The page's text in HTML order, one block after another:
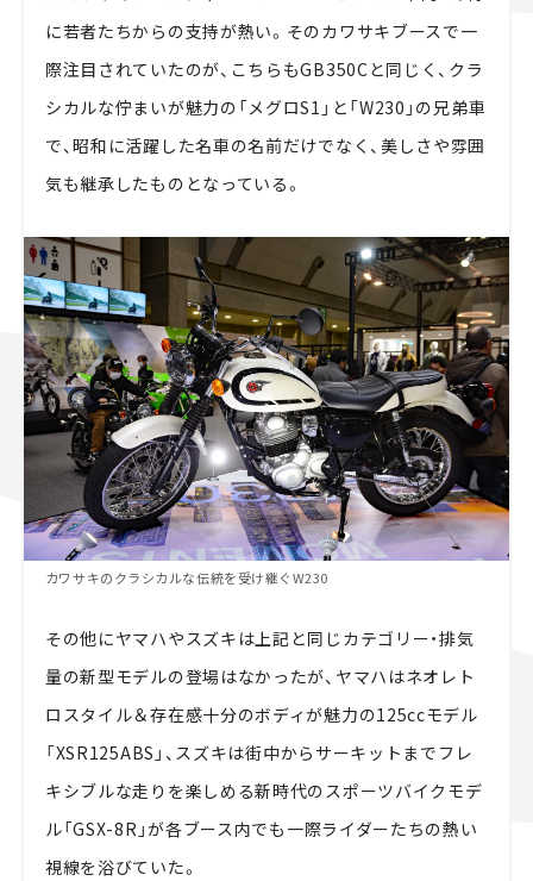
に若者たちからの支持が熱い。そのカワサキブースで一
際注目されていたのが、こちらもGB350Cと同じく、クラ
シカルな佇まいが魅力の「メグロS1」と「W230」の兄弟車
で、昭和に活躍した名車の名前だけでなく、美しさや雰囲
気も継承したものとなっている。
カワサキのクラシカルな伝統を受け継ぐW230
その他にヤマハやスズキは上記と同じカテゴリー・排気
量の新型モデルの登場はなかったが、ヤマハはネオレト
ロスタイル＆存在感十分のボディが魅力の125ccモデル
「XSR125ABS」、スズキは街中からサーキットまでフレ
キシブルな走りを楽しめる新時代のスポーツバイクモデ
ル「GSX-8R」が各ブース内でも一際ライダーたちの熱い
視線を浴びていた。